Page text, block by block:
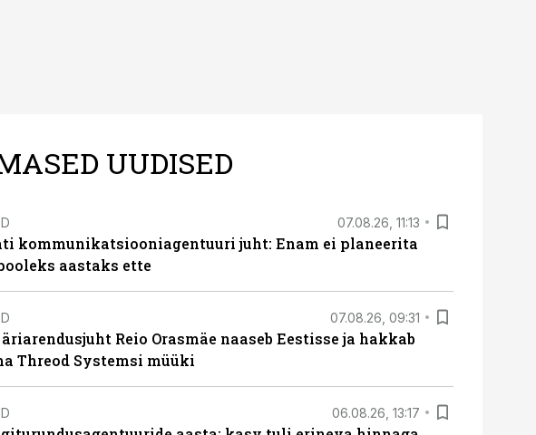
UUDISED
07.08.26, 11:13
kommunikatsiooniagentuuri juht: Enam ei planeerita
aastaks ette
07.08.26, 09:31
äriarendusjuht Reio Orasmäe naaseb Eestisse ja hakkab
Threod Systemsi müüki
06.08.26, 13:17